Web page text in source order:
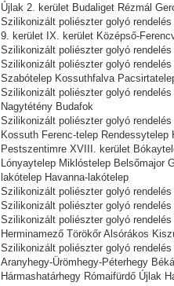
Újlak 2. kerület Budaliget Rézmál
Szilikonizált poliészter golyó
9. kerület IX. kerület Középső-
Szilikonizált poliészter golyó
Szilikonizált poliészter golyó
Szabótelep Kossuthfalva
Szilikonizált poliészter golyó
Nagytétény Budafok
Szilikonizált poliészter golyó
Kossuth Ferenc-telep
Pestszentimre XVIII. kerület
Lónyaytelep Miklóstelep Belsőmajor
lakótelep Havanna-lakótelep
Szilikonizált poliészter golyó
Szilikonizált poliészter golyó
Szilikonizált poliészter golyó
Herminamező Törökőr Alsórákos
Szilikonizált poliészter golyó
Aranyhegy-Ürömhegy-Péterhegy
Hármashatárhegy Rómaifürdő Újlak